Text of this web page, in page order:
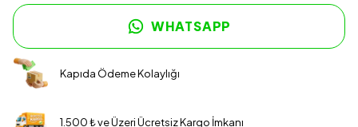
WHATSAPP
Kapıda Ödeme Kolaylığı
1.500 ₺ ve Üzeri Ücretsiz Kargo İmkanı